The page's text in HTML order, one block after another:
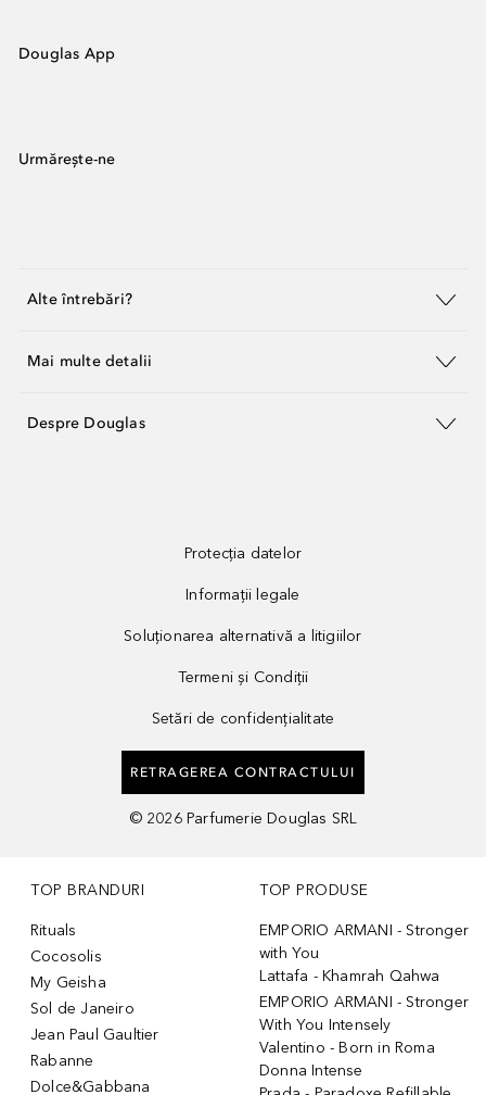
Douglas App
Urmărește-ne
Alte întrebări?
Mai multe detalii
Despre Douglas
Protecția datelor
Informații legale
Soluționarea alternativă a litigiilor
Termeni și Condiții
Setări de confidențialitate
RETRAGEREA CONTRACTULUI
© 2026 Parfumerie Douglas SRL
TOP BRANDURI
Rituals
Cocosolis
My Geisha
Sol de Janeiro
Jean Paul Gaultier
Rabanne
Dolce&Gabbana
TOP PRODUSE
EMPORIO ARMANI - Stronger
with You
Lattafa - Khamrah Qahwa
EMPORIO ARMANI - Stronger
With You Intensely
Valentino - Born in Roma
Donna Intense